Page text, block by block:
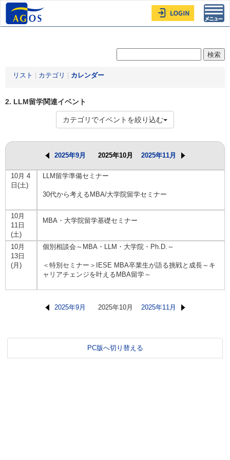
リスト カテゴリ カレンダー
2. LLM留学関連イベント
カテゴリでイベントを絞り込む
2025年9月 2025年10月 2025年11月
10月 4
日(土)
LLM留学準備セミナー
30代から考えるMBA/大学院留学セミナー
10月
11日
(土)
MBA・大学院留学基礎セミナー
10月
13日
(月)
個別相談会～MBA・LLM・大学院・Ph.D.～
＜特別セミナー＞IESE MBA卒業生が語る挑戦と成長～キ
ャリアチェンジを叶えるMBA留学～
2025年9月 2025年10月 2025年11月
PC版へ切り替える